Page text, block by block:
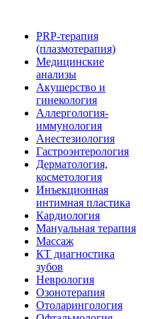
PRP-терапия
(плазмотерапия)
Медицинские
анализы
Акушерство и
гинекология
Аллергология-
иммунология
Анестезиология
Гастроэнтерология
Дерматология,
косметология
Инъекционная
интимная пластика
Кардиология
Мануальная терапия
Массаж
КТ диагностика
зубов
Неврология
Озонотерапия
Отоларингология